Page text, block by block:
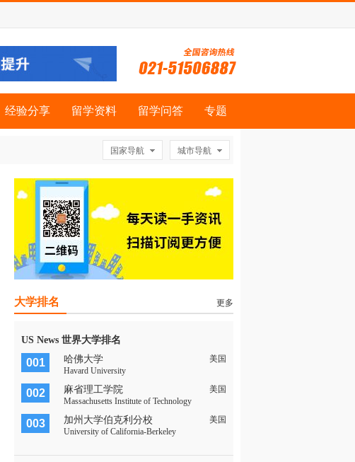
经验分享 留学资料 留学问答 专题
国家导航 城市导航
大学排名 更多
US News 世界大学排名
001 哈佛大学
美国
Havard University
002 麻省理工学院
美国
Massachusetts Institute of Technology
003 加州大学伯克利分校
美国
University of California-Berkeley